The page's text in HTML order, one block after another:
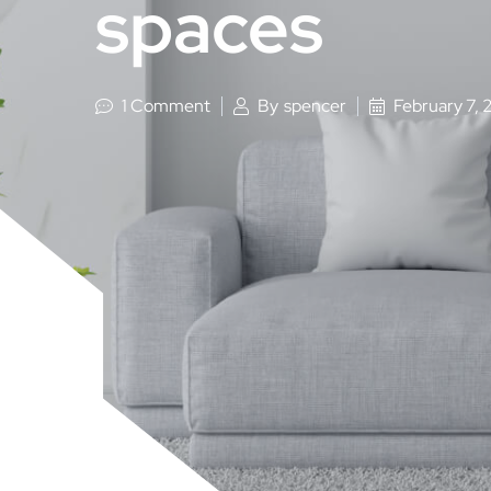
spaces
1 Comment By spencer February 7,